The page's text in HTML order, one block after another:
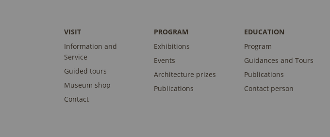
VISIT
Information and
Service
Guided tours
Museum shop
Contact
PROGRAM
Exhibitions
Events
Architecture prizes
Publications
EDUCATION
Program
Guidances and Tours
Publications
Contact person